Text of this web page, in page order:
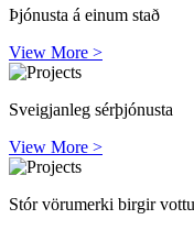
Þjónusta á einum stað
View More >
Sveigjanleg sérþjónusta
View More >
Stór vörumerki birgir